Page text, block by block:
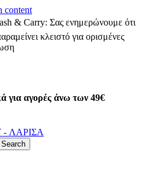
content
& Carry: Σας ενημερώνουμε ότι
κλειστό για ορισμένες
για αγορές άνω των 49€
Search